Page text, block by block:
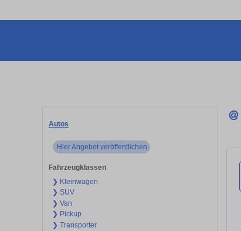
Autos
Hier Angebot veröffentlichen
Fahrzeugklassen
❯ Kleinwagen
❯ SUV
❯ Van
❯ Pickup
❯ Transporter